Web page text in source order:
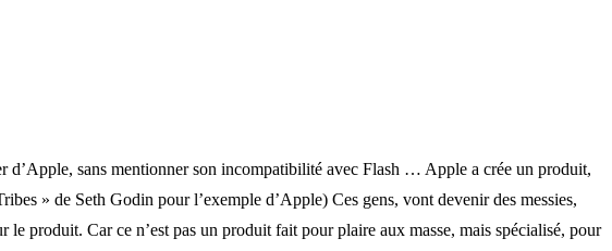
d’Apple, sans mentionner son incompatibilité avec Flash … Apple a crée un produit,
» de Seth Godin pour l’exemple d’Apple) Ces gens, vont devenir des messies,
produit. Car ce n’est pas un produit fait pour plaire aux masse, mais spécialisé, pour